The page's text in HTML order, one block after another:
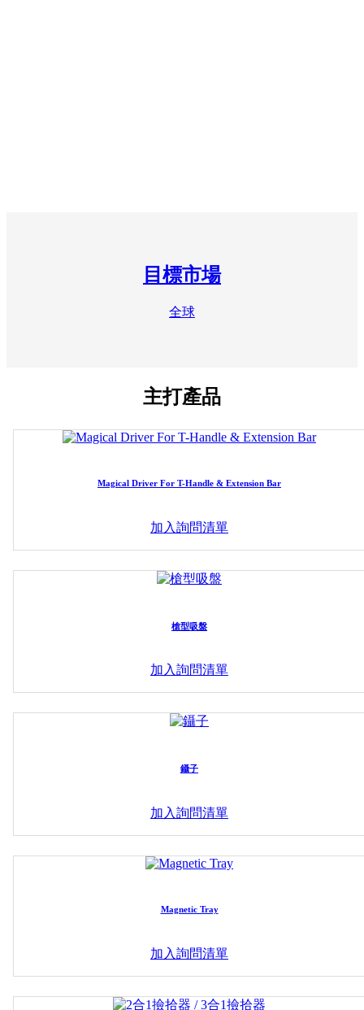
目標市場
全球
主打產品
Magical Driver For T-Handle & Extension Bar
加入詢問清單
槍型吸盤
加入詢問清單
鑷子
加入詢問清單
Magnetic Tray
加入詢問清單